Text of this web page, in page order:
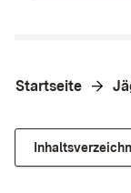
Startseite